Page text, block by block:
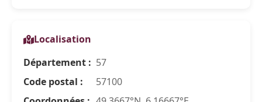
Localisation
Département : 57
Code postal :
57100